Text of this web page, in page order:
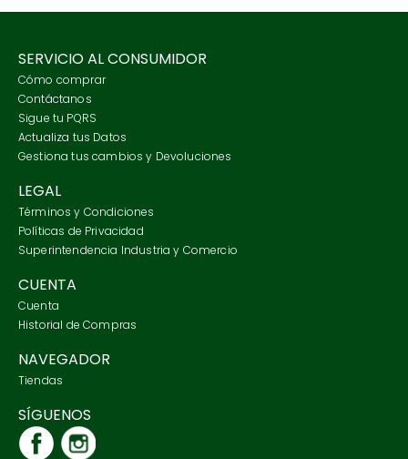
SERVICIO AL CONSUMIDOR
Cómo comprar
Contáctanos
Sigue tu PQRS
Actualiza tus Datos
Gestiona tus cambios y Devoluciones
LEGAL
Términos y Condiciones
Políticas de Privacidad
Superintendencia Industria y Comercio
CUENTA
Cuenta
Historial de Compras
NAVEGADOR
Tiendas
SÍGUENOS